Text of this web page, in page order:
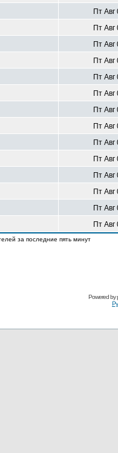
Пт Авг
Пт Авг
Пт Авг
Пт Авг
Пт Авг
Пт Авг
Пт Авг
Пт Авг
Пт Авг
Пт Авг
Пт Авг
Пт Авг
Пт Авг
Пт Авг
за последние пять минут
Powered by